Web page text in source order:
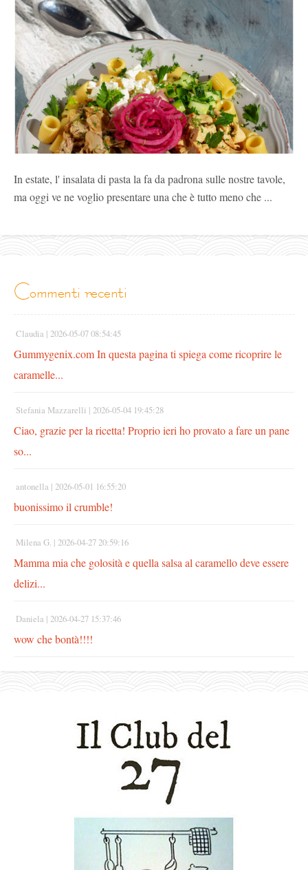
In estate, l' insalata di pasta la fa da padrona sulle nostre tavole,
ma oggi ve ne voglio presentare una che è tutto meno che ...
commenti recenti
Claudia | 2026-05-07 08:54:45
Gummygenix.com In questa pagina ti spiega come ricoprire le
caramelle...
Stefania Mazzarelli | 2026-05-04 19:45:28
Ciao, grazie per la ricetta! Proprio ieri ho provato a fare un pane
so...
antonella | 2026-05-01 16:55:20
buonissimo il crumble!
Milena G. | 2026-04-27 20:59:16
Mamma mia che golosità e quella salsa al caramello deve essere
delizi...
Daniela | 2026-04-27 15:37:46
wow che bontà!!!!